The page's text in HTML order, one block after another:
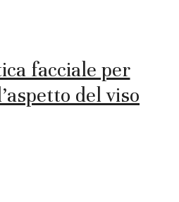
facciale per
del viso